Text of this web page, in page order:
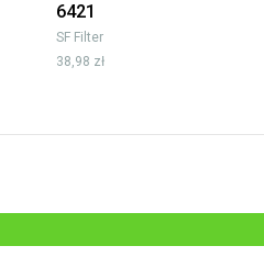
6421
SF Filter
38,98 zł